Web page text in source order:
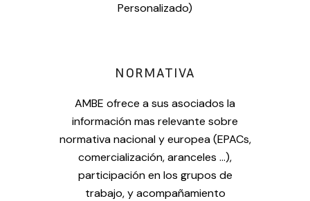
Personalizado)
NORMATIVA
AMBE ofrece a sus asociados la
información mas relevante sobre
normativa nacional y europea (EPACs,
comercialización, aranceles …),
participación en los grupos de
trabajo, y acompañamiento